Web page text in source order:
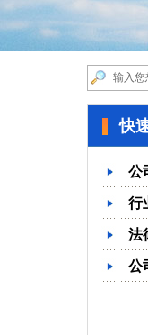
快
公
行
法
公